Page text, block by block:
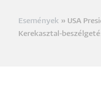
Morzsa
Események
USA
Kerekasztal-